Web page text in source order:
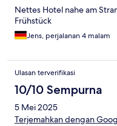
Nettes Hotel nahe am
Frühstück
Jens, perjalanan 4 malam
Ulasan terverifikasi
10/10 Sempurna
5 Mei 2025
Terjemahkan dengan